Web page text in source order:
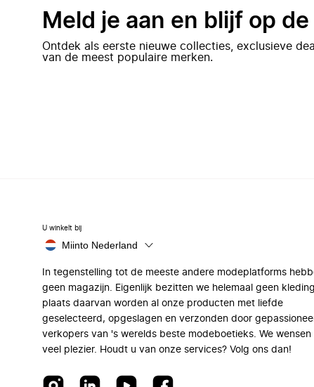
Meld je aan en blijf op
Ontdek als eerste nieuwe collecties, exclusieve
van de meest populaire merken.
U winkelt bij
Miinto Nederland
In tegenstelling tot de meeste andere modeplatforms
geen magazijn. Eigenlijk bezitten we helemaal geen
plaats daarvan worden al onze producten met liefde
geselecteerd, opgeslagen en verzonden door
verkopers van 's werelds beste modeboetieks. We wensen
veel plezier. Houdt u van onze services? Volg ons dan!